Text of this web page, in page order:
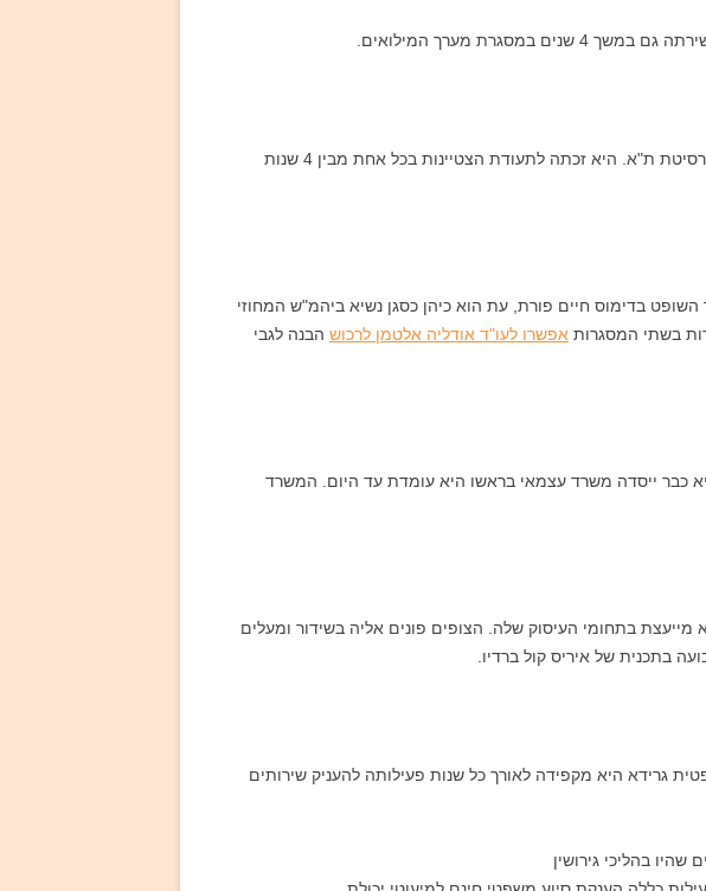
מערך המילואים.
את ההכשרה המשפטית רכשה עו"ד אודליה אלטמן במסגרת בית הספר הגבוה למשפטים באוניברסיטת ת"א. היא זכתה לתעודת הצטיינות בכל אחת מבין 4 שנות
בדימוס חיים פורת, עת הוא כיהן כסגן נשיא ביהמ"ש המחוזי
בשתי המסגרות אפשרו לעו"ד אודליה אלטמן לרכוש הבנה לגבי
1991. כעבור שנה, ב-1992, היא כבר ייסדה משרד עצמאי בראשו היא עומדת עד היום. המשרד
בתחומי העיסוק שלה. הצופים פונים אליה בשידור ומעלים
בתכנית של איריס קול ברדיו.
גרידא היא מקפידה לאורך כל שנות פעילותה להעניק שירותים